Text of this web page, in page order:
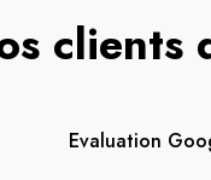
clients
Evaluation